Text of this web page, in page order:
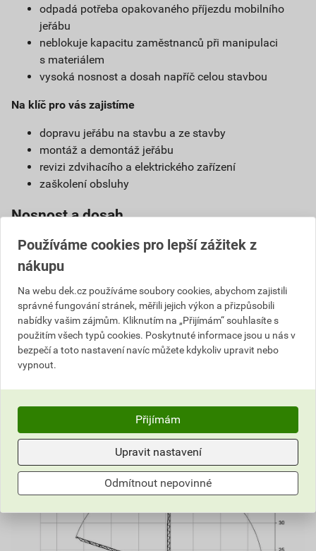
odpadá potřeba opakovaného příjezdu mobilního
jeřábu
neblokuje kapacitu zaměstnanců při manipulaci
s materiálem
vysoká nosnost a dosah napříč celou stavbou
Na klíč pro vás zajistíme
dopravu jeřábu na stavbu a ze stavby
montáž a demontáž jeřábu
revizi zdvihacího a elektrického zařízení
zaškolení obsluhy
Nosnost a dosah
Rozměr při rozkládání
Používáme cookies pro lepší zážitek z
nákupu
Na webu dek.cz používáme soubory cookies, abychom zajistili
správné fungování stránek, měřili jejich výkon a přizpůsobili
nabídky vašim zájmům. Kliknutím na „Přijímám“ souhlasíte s
použitím všech typů cookies. Poskytnuté informace jsou u nás v
bezpečí a toto nastavení navíc můžete kdykoliv upravit nebo
vypnout.
Přijímám
Upravit nastavení
Odmítnout nepovinné